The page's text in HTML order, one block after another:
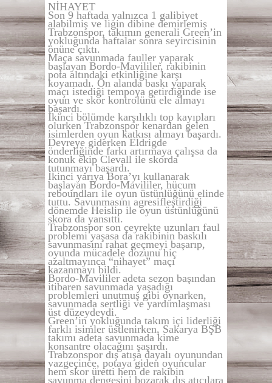
NİHAYET
Son 9 haftada yalnızca 1 galibiyet
alabilmiş ve ligin dibine demirlemiş
Trabzonspor, takımın generali Green’in
yokluğunda haftalar sonra seyircisinin
önüne çıktı.
Maça savunmada fauller yaparak
başlayan Bordo-Mavililer, rakibinin
pota altındaki etkinliğine karşı
koyamadı. Ön alanda baskı yaparak
maçı istediği tempoya getirdiğinde ise
oyun ve skor kontrolünü ele almayı
başardı.
İkinci bölümde karşılıklı top kayıpları
olurken Trabzonspor kenardan gelen
isimlerden oyun katkısı almayı başardı.
Devreye giderken Eldrigde
önderliğinde farkı artırmaya çalışsa da
konuk ekip Clevall ile skorda
tutunmayı başardı.
İkinci yarıya Bora’yı kullanarak
başlayan Bordo-Mavililer, hücum
reboundları ile oyun üstünlüğünü elinde
tuttu. Savunmasını agresifleştirdiği
dönemde Heislip ile oyun üstünlüğünü
skora da yansıttı.
Trabzonspor son çeyrekte uzunları faul
problemi yaşasa da rakibinin baskılı
savunmasını rahat geçmeyi başarıp,
oyunda mücadele dozunu hiç
azaltmayınca “nihayet” maçı
kazanmayı bildi.
Bordo-Mavililer adeta sezon başından
itibaren savunmada yaşadığı
problemleri unutmuş gibi oynarken,
savunmada sertliği ve yardımlaşması
üst düzeydeydi.
Green’in yokluğunda takım içi liderliği
farklı isimler üstlenirken, Sakarya BŞB
takımı adeta savunmada kime
konsantre olacağını şaşırdı.
Trabzonspor dış atışa dayalı oyunundan
vazgeçince, potaya giden oyuncular
hem skor üretti hem de rakibin
savunma dengesini bozarak dış atıcılara